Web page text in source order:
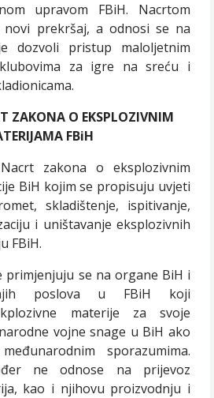
upravom FBiH. Nacrtom
prekršaj, a odnosi se na
dozvoli pristup maloljetnim
za igre na sreću i
ZAKONA O EKSPLOZIVNIM
FBiH
zakona o eksplozivnim
BiH kojim se propisuju uvjeti
skladištenje, ispitivanje,
i uništavanje eksplozivnih
FBiH.
primjenjuju se na organe BiH i
poslova u FBiH koji
materije za svoje
vojne snage u BiH ako
sporazumima.
ne odnose na prijevoz
kao i njihovu proizvodnju i